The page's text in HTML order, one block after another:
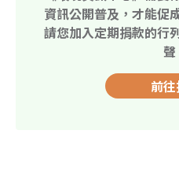
資訊公開普及，才能促
請您加入定期捐款的行
聲
前